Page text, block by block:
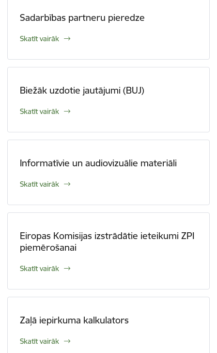
Sadarbības partneru pieredze
Skatīt vairāk
Biežāk uzdotie jautājumi (BUJ)
Skatīt vairāk
Informatīvie un audiovizuālie materiāli
Skatīt vairāk
Eiropas Komisijas izstrādātie ieteikumi ZPI
piemērošanai
Skatīt vairāk
Zaļā iepirkuma kalkulators
Skatīt vairāk